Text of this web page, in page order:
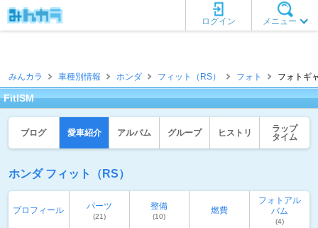
メニュー
ログイン
みんカラ 車種別情報 ホンダ フィット（RS） フォト フォトギ
FitISM
ブログ 愛車紹介 アルバム グループ ヒストリ
ラップ
タイム
ホンダ フィット（RS）
プロフィール パーツ
(21)
整備
(10)
燃費
フォトアル
バム
(4)